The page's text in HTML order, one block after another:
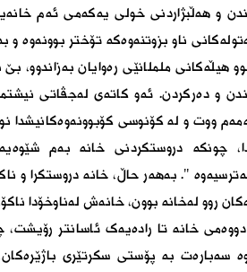
و هەڵبژاردنى خولى یەکەمى ئەم
ناو بزوتنەوەکە تۆختر بوونەوە و
ململانێى رەوایان بەزاندوو، بێ
و دەرکردن. ئەو کاتەى لەجڤاتى
ووت و لە کۆنوسى کۆبوونەوەکانیشدا
چونکە دروستکردنى خانە بەم
". بەهەر حاڵ، خانە دروستکرا و
روو لەخانە بوون، خانەش لەناوخۆدا
خانە تا رادەیەک ئاسانتر رۆیشت،
سەبارەت بە پۆستى سکرتێرى